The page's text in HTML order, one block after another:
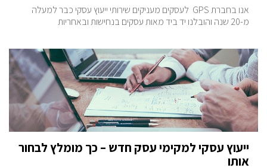
אנו בחברת GPS לעסקים מעניקים שירותי ייעוץ עסקי כבר למעלה
מ-20 שנה והובלנו יד ביד מאות עסקים בנחישות ובאחריות
ייעוץ עסקי למקימי עסק חדש – כך מומלץ לבחור
אותו